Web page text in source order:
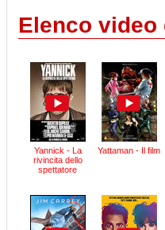
Elenco video
Yannick - La
rivincita dello
spettatore
Yattaman - Il film